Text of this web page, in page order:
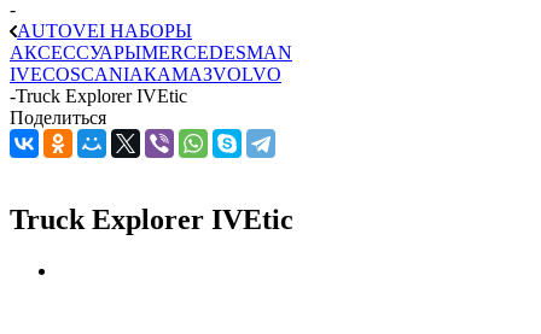
-
AUTOVEI НАБОРЫ
АКСЕССУАРЫMERCEDESMAN
IVECOSCANIAКАМАЗVOLVO
-Truck Explorer IVEtic
Поделиться
Truck Explorer IVEtic